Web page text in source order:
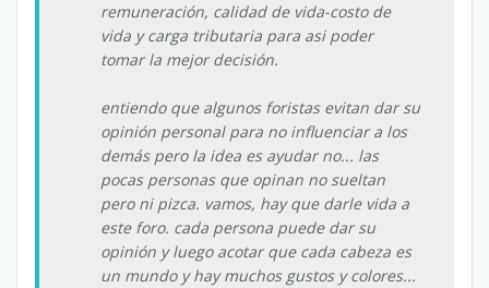
remuneración, calidad de vida-costo de
vida y carga tributaria para asi poder
tomar la mejor decisión.
entiendo que algunos foristas evitan dar su
opinión personal para no influenciar a los
demás pero la idea es ayudar no... las
pocas personas que opinan no sueltan
pero ni pizca. vamos, hay que darle vida a
este foro. cada persona puede dar su
opinión y luego acotar que cada cabeza es
un mundo y hay muchos gustos y colores...